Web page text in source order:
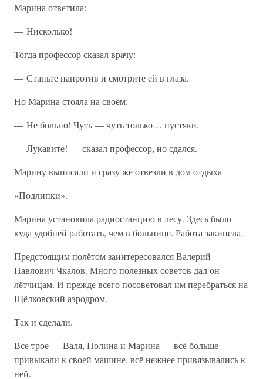
Марина ответила:
— Нисколько!
Тогда профессор сказал врачу:
— Станьте напротив и смотрите ей в глаза.
Но Марина стояла на своём:
— Не больно! Чуть — чуть только… пустяки.
— Лукавите! — сказал профессор, но сдался.
Марину выписали и сразу же отвезли в дом отдыха
«Подлипки».
Марина установила радиостанцию в лесу. Здесь было
куда удобней работать, чем в больнице. Работа закипела.
Предстоящим полётом заинтересовался Валерий
Павлович Чкалов. Много полезных советов дал он
лётчицам. И прежде всего посоветовал им перебраться на
Щёлковский аэродром.
Так и сделали.
Все трое — Валя, Полина и Марина — всё больше
привыкали к своей машине, всё нежнее привязывались к
ней.